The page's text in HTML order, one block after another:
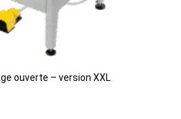
ouverte – version XXL